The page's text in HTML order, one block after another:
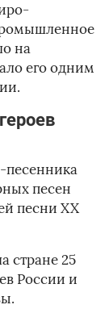
на
его одним
песенника
песен
песни XX
стране 25
России и